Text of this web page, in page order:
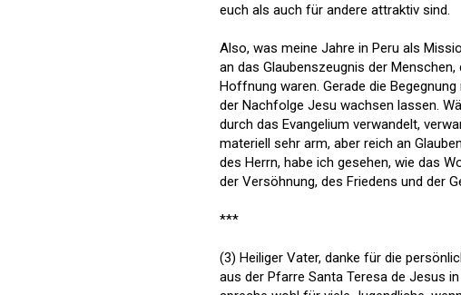
euch als auch für andere attraktiv sind.
Also, was meine Jahre in Peru als
an das Glaubenszeugnis der
Hoffnung waren. Gerade die
der Nachfolge Jesu wachsen lassen.
durch das Evangelium verwandelt,
materiell sehr arm, aber reich an
des Herrn, habe ich gesehen, wie das
der Versöhnung, des Friedens und der
***
(3) Heiliger Vater, danke für die
aus der Pfarre Santa Teresa de Jesus